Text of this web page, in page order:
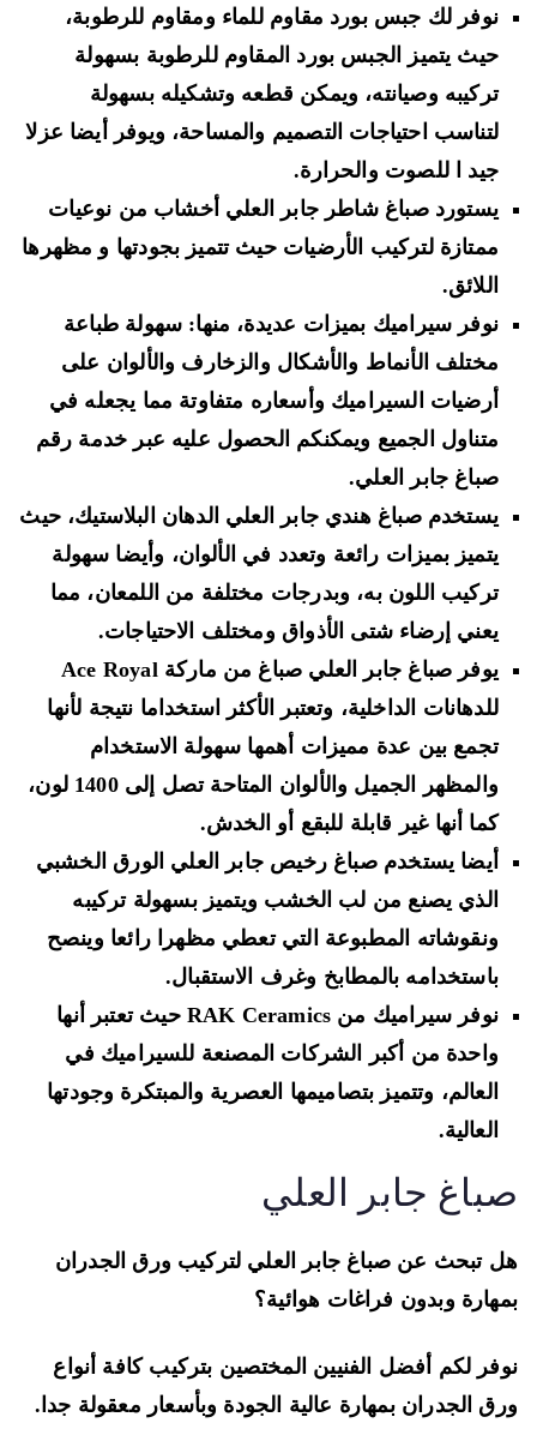
نوفر لك جبس بورد مقاوم للماء ومقاوم للرطوبة،
حيث يتميز الجبس بورد المقاوم للرطوبة بسهولة
تركيبه وصيانته، ويمكن قطعه وتشكيله بسهولة
لتناسب احتياجات التصميم والمساحة، ويوفر أيضا عزلا
جيد ا للصوت والحرارة.
يستورد صباغ شاطر جابر العلي أخشاب من نوعيات
ممتازة لتركيب الأرضيات حيث تتميز بجودتها و مظهرها
اللائق.
نوفر سيراميك بميزات عديدة، منها: سهولة طباعة
مختلف الأنماط والأشكال والزخارف والألوان على
أرضيات السيراميك وأسعاره متفاوتة مما يجعله في
متناول الجميع ويمكنكم الحصول عليه عبر خدمة رقم
صباغ جابر العلي.
يستخدم صباغ هندي جابر العلي الدهان البلاستيك، حيث
يتميز بميزات رائعة وتعدد في الألوان، وأيضا سهولة
تركيب اللون به، وبدرجات مختلفة من اللمعان، مما
يعني إرضاء شتى الأذواق ومختلف الاحتياجات.
يوفر صباغ جابر العلي صباغ من ماركة Ace Royal
للدهانات الداخلية، وتعتبر الأكثر استخداما نتيجة لأنها
تجمع بين عدة مميزات أهمها سهولة الاستخدام
والمظهر الجميل والألوان المتاحة تصل إلى 1400 لون،
كما أنها غير قابلة للبقع أو الخدش.
أيضا يستخدم صباغ رخيص جابر العلي الورق الخشبي
الذي يصنع من لب الخشب ويتميز بسهولة تركيبه
ونقوشاته المطبوعة التي تعطي مظهرا رائعا وينصح
باستخدامه بالمطابخ وغرف الاستقبال.
نوفر سيراميك من RAK Ceramics حيث تعتبر أنها
واحدة من أكبر الشركات المصنعة للسيراميك في
العالم، وتتميز بتصاميمها العصرية والمبتكرة وجودتها
العالية.
جابر العلي
تبحث عن صباغ جابر العلي لتركيب ورق الجدران
وبدون فراغات هوائية؟
لكم أفضل الفنيين المختصين بتركيب كافة أنواع
الجدران بمهارة عالية الجودة وبأسعار معقولة جدا.